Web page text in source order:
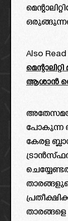
Also Read
ആശാൻ
പോകുന്ന
കേരള